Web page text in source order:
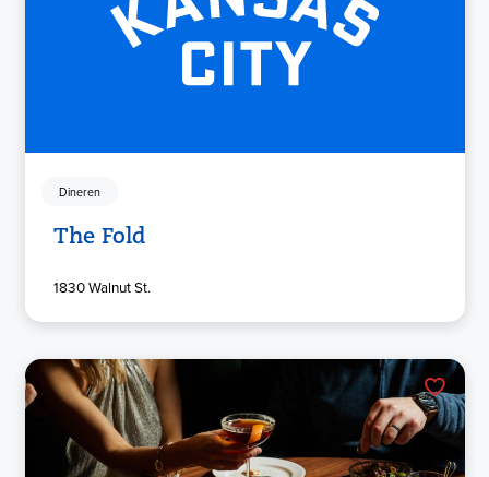
Dineren
The Fold
1830 Walnut St.